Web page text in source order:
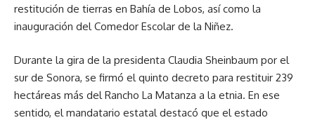
restitución de tierras en Bahía de Lobos, así como la
inauguración del Comedor Escolar de la Niñez.
Durante la gira de la presidenta Claudia Sheinbaum por el
sur de Sonora, se firmó el quinto decreto para restituir 239
hectáreas más del Rancho La Matanza a la etnia. En ese
sentido, el mandatario estatal destacó que el estado